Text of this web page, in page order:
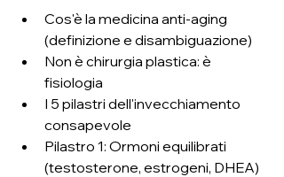
Cos'è la medicina anti-aging
(definizione e disambiguazione)
Non è chirurgia plastica: è
fisiologia
I 5 pilastri dell'invecchiamento
consapevole
Pilastro 1: Ormoni equilibrati
(testosterone, estrogeni, DHEA)